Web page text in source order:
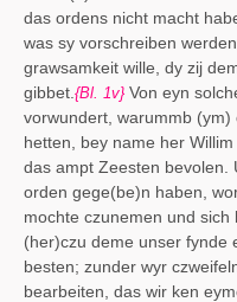
das ordens nicht macht
was sy vorschreiben
grawsamkeit wille, dy zij
gibbet. {Bl. 1v} Von eyn
vorwundert, warummb
hetten, bey name her
das ampt Zeesten bevolen.
orden gege(be)n haben,
mochte czunemen und
(her)czu deme unser fynde
besten; zunder wyr
bearbeiten, das wir ken